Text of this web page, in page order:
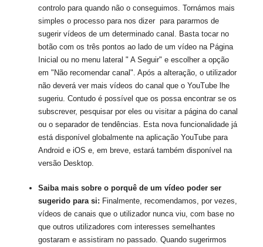
controlo para quando não o conseguimos. Tornámos mais
simples o processo para nos dizer  para pararmos de
sugerir vídeos de um determinado canal. Basta tocar no
botão com os três pontos ao lado de um vídeo na Página
Inicial ou no menu lateral " A Seguir" e escolher a opção
em "Não recomendar canal". Após a alteração, o utilizador
não deverá ver mais vídeos do canal que o YouTube lhe
sugeriu. Contudo é possível que os possa encontrar se os
subscrever, pesquisar por eles ou visitar a página do canal
ou o separador de tendências. Esta nova funcionalidade já
está disponível globalmente na aplicação YouTube para
Android e iOS e, em breve, estará também disponível na
versão Desktop.
Saiba mais sobre o porquê de um vídeo poder ser
sugerido para si: Finalmente, recomendamos, por vezes,
vídeos de canais que o utilizador nunca viu, com base no
que outros utilizadores com interesses semelhantes
gostaram e assistiram no passado. Quando sugerirmos